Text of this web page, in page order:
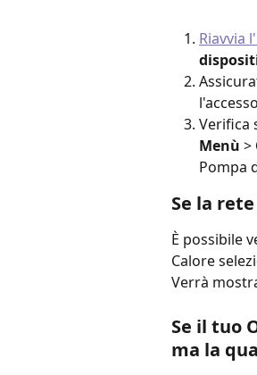
Riavvia
Verifica
Menù >
Pompa
Se la
È possibile
Calore
Verrà
Se il tuo
ma la